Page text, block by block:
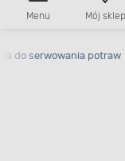
Menu Mój sklep
do serwowania potraw